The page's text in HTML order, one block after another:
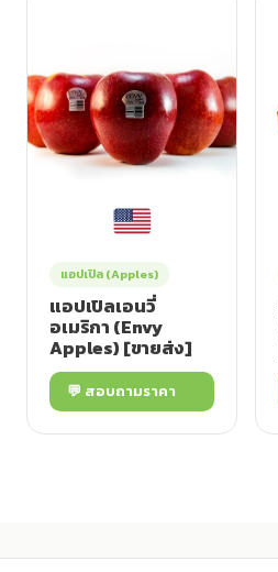
แอปเปิล (Apples)
แอปเปิลเอนวี่
อเมริกา (Envy
Apples) [ขายส่ง]
💬 สอบถามราคา